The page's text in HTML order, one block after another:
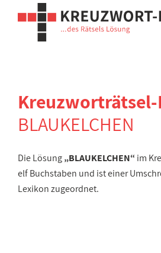
BLAUKELCHEN
Die Lösung„BLAUKELCHEN“ im
elf Buchstaben und ist einer
Lexikon zugeordnet.